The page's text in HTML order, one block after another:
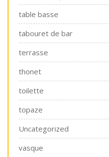
table basse
tabouret de bar
terrasse
thonet
toilette
topaze
Uncategorized
vasque